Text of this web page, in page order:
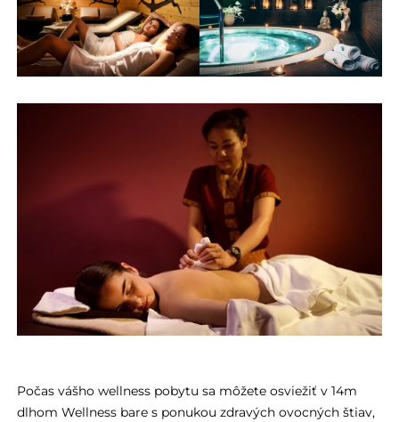
Počas vášho wellness pobytu sa môžete osviežiť v 14m
dlhom Wellness bare s ponukou zdravých ovocných štiav,